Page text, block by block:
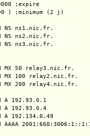
;expire
) ;minimum (2 j)
NS ns1.nic.fr.
NS ns2.nic.fr.
NS ns3.nic.fr.
MX 50 relay3.nic.fr.
MX 100 relay2.nic.fr.
MX 200 relay4.nic.fr.
A 192.93.0.1
A 192.93.0.4
A 192.134.0.49
AAAA